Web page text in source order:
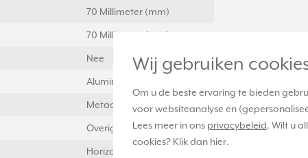
Wij gebruiken
Om u de beste ervaring te bieden
voor websiteanalyse en
Lees meer in ons privacybeleid. Wilt u
cookies? Klik dan hier.
70 Millimeter (mm)
70 Millimeter (mm)
Nee
Aluminium
Metaal
Overig
Horizontaal en verticaal